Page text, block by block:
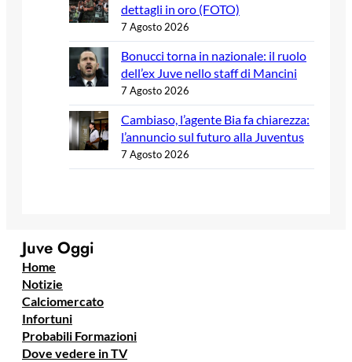
dettagli in oro (FOTO)
7 Agosto 2026
Bonucci torna in nazionale: il ruolo
dell’ex Juve nello staff di Mancini
7 Agosto 2026
Cambiaso, l’agente Bia fa chiarezza:
l’annuncio sul futuro alla Juventus
7 Agosto 2026
Juve Oggi
Home
Notizie
Calciomercato
Infortuni
Probabili Formazioni
Dove vedere in TV